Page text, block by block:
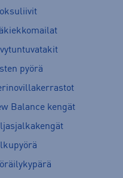
pyörä
Balance kengät